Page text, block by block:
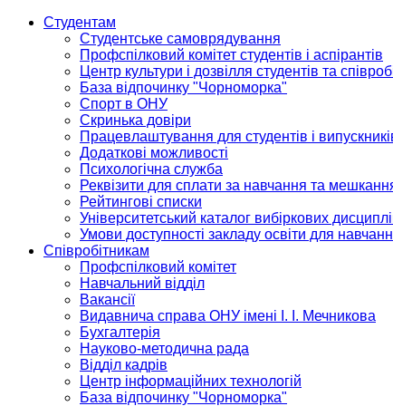
Студентам
Студентське самоврядування
Профспілковий комітет студентів і аспірантів
Центр культури і дозвілля студентів та
База відпочинку "Чорноморка"
Спорт в ОНУ
Скринька довіри
Працевлаштування для студентів і
Додаткові можливості
Психологічна служба
Реквізити для сплати за навчання та
Рейтингові списки
Університетський каталог вибіркових
Умови доступності закладу освіти для
Співробітникам
Профспілковий комітет
Навчальний відділ
Вакансії
Видавнича справа ОНУ імені І. І. Мечникова
Бухгалтерія
Науково-методична рада
Відділ кадрів
Центр інформаційних технологій
База відпочинку "Чорноморка"